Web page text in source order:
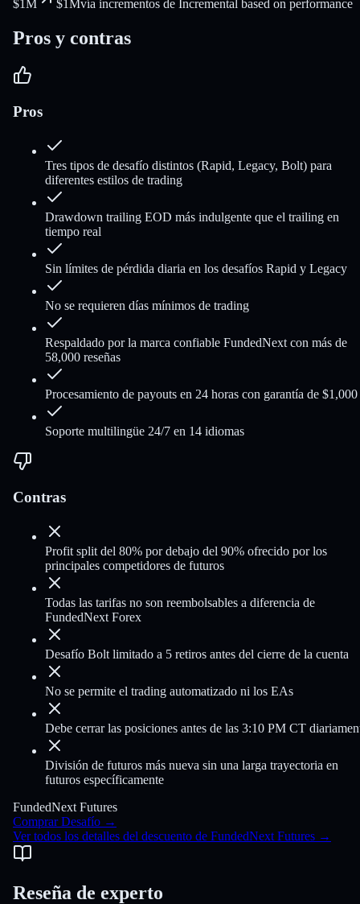
$1M $1Mvía incrementos de Incremental based on performance
Pros y contras
Pros
Tres tipos de desafío distintos (Rapid, Legacy, Bolt) para
diferentes estilos de trading
Drawdown trailing EOD más indulgente que el trailing en
tiempo real
Sin límites de pérdida diaria en los desafíos Rapid y Legacy
No se requieren días mínimos de trading
Respaldado por la marca confiable FundedNext con más de
58,000 reseñas
Procesamiento de payouts en 24 horas con garantía de $1,000
Soporte multilingüe 24/7 en 14 idiomas
Contras
Profit split del 80% por debajo del 90% ofrecido por los
principales competidores de futuros
Todas las tarifas no son reembolsables a diferencia de
FundedNext Forex
Desafío Bolt limitado a 5 retiros antes del cierre de la cuenta
No se permite el trading automatizado ni los EAs
Debe cerrar las posiciones antes de las 3:10 PM CT
División de futuros más nueva sin una larga trayectoria en
futuros específicamente
FundedNext Futures
Comprar Desafío →
Ver todos los detalles del descuento de FundedNext Futures →
Reseña de experto